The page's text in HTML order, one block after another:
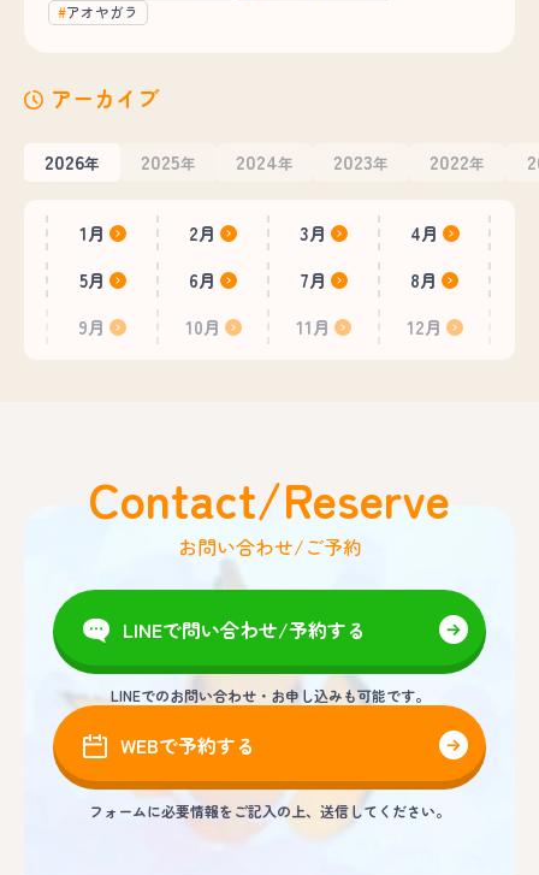
アオヤガラ
アーカイブ
2026年 2025年 2024年 2023年 2022年
1月 2月 3月
4月
5月
6月 7月
8月
9月
10月 11月 12月
Contact/Reserve
お問い合わせ/ご予約
LINEで問い合わせ/予約する
LINEでのお問い合わせ・お申し込みも可能です。
WEBで予約する
フォームに必要情報をご記入の上、送信してください。